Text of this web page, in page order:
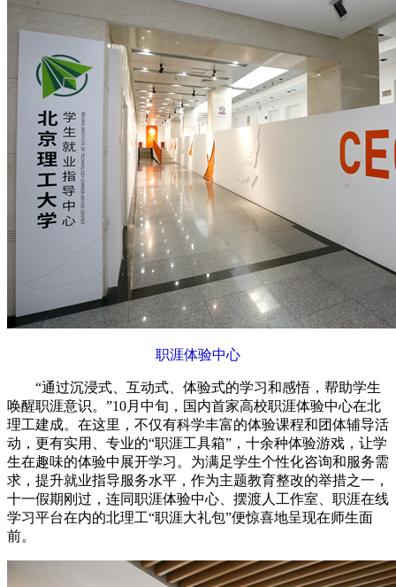
职涯体验中心
“通过沉浸式、互动式、体验式的学习和感悟，帮助学生
唤醒职涯意识。”10月中旬，国内首家高校职涯体验中心在北
理工建成。在这里，不仅有科学丰富的体验课程和团体辅导活
动，更有实用、专业的“职涯工具箱”，十余种体验游戏，让学
生在趣味的体验中展开学习。为满足学生个性化咨询和服务需
求，提升就业指导服务水平，作为主题教育整改的举措之一，
十一假期刚过，连同职涯体验中心、摆渡人工作室、职涯在线
学习平台在内的北理工“职涯大礼包”便惊喜地呈现在师生面
前。